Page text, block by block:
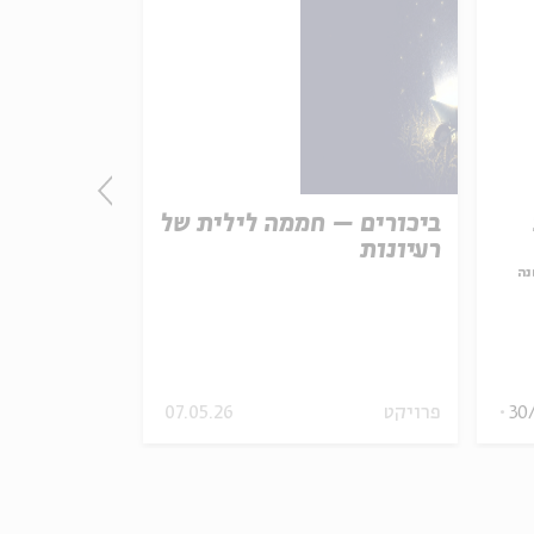
ביכורים – חממה לילית של
רעיונות
פרויקט 07.05.26